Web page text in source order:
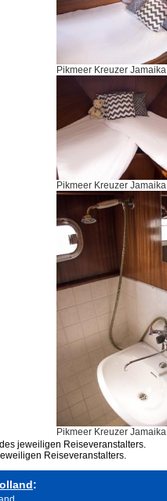
Pikmeer Kreuzer Jamaika
Pikmeer Kreuzer Jamaika
Pikmeer Kreuzer Jamaika
jeweiligen Reiseveranstalters.
Reiseveranstalters.
: